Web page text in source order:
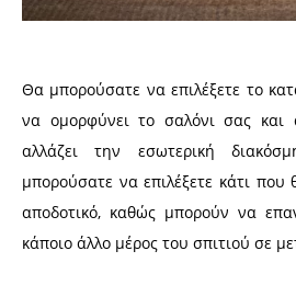
Θα μπορούσατε να επιλέξετε το
να ομορφύνει το σαλόνι σας
αλλάζει την εσωτερική
μπορούσατε να επιλέξετε κάτι που
αποδοτικό, καθώς μπορούν να
κάποιο άλλο μέρος του σπιτιού σε